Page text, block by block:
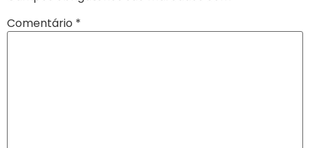
Comentário *